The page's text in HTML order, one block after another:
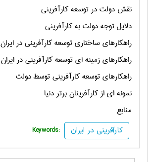
نقش دولت در توسعه كارآفريني
دلايل توجه دولت به كارآفريني
راهكارهاي ساختاري توسعه كارآفريني در ايران
راهكارهاي زمينه اي توسعه كارآفريني در ايران
راهكارهاي توسعه كارآفريني توسط دولت
نمونه ای از کارآفرینان برتر دنیا
منابع
Keywords: کارآفرینی در ایران